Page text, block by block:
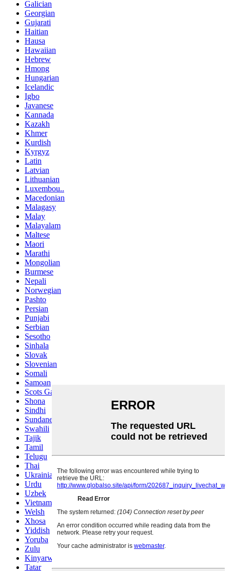
Galician
Georgian
Gujarati
Haitian
Hausa
Hawaiian
Hebrew
Hmong
Hungarian
Icelandic
Igbo
Javanese
Kannada
Kazakh
Khmer
Kurdish
Kyrgyz
Latin
Latvian
Lithuanian
Luxembou..
Macedonian
Malagasy
Malay
Malayalam
Maltese
Maori
Marathi
Mongolian
Burmese
Nepali
Norwegian
Pashto
Persian
Punjabi
Serbian
Sesotho
Sinhala
Slovak
Slovenian
Somali
Samoan
Scots Gaelic
Shona
Sindhi
Sundanese
Swahili
Tajik
Tamil
Telugu
Thai
Ukrainian
Urdu
Uzbek
Vietnamese
Welsh
Xhosa
Yiddish
Yoruba
Zulu
Kinyarwanda
Tatar